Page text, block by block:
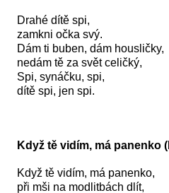
Drahé dítě spi,
zamkni očka svý.
Dám ti buben, dám housličky,
nedám tě za svět celičký,
Spi, synáčku, spi,
dítě spi, jen spi.
Když tě vidím, má panenko
Když tě vidím, má panenko,
při mši na modlitbách dlít,